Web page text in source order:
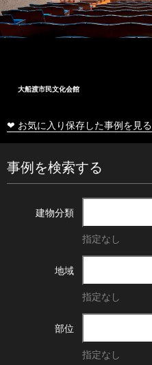
大船渡市民文化会館
❤ お気に入り保存した事例を見る
事例を検索する
建物分類
指定なし
地域
指定なし
部位
指定なし